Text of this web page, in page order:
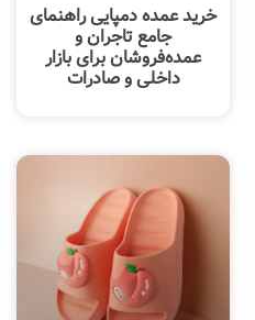
خرید عمده دمپایی راهنمای
جامع تاجران و
عمده‌فروشان برای بازار
داخلی و صادرات